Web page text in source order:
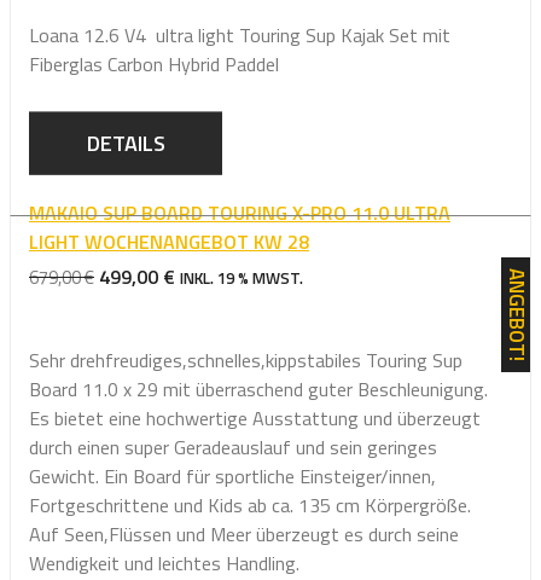
Loana 12.6 V4 ultra light Touring Sup Kajak Set mit
Fiberglas Carbon Hybrid Paddel
DETAILS
MAKAIO SUP BOARD TOURING X-PRO 11.0 ULTRA
LIGHT WOCHENANGEBOT KW 28
679,00€ URSPRÜNGLICHER
679,00 €
499,00 € AKTUELLER
499,00 €.
INKL. 19 % MWST.
Sehr drehfreudiges,schnelles,kippstabiles Touring Sup
Board 11.0 x 29 mit überraschend guter Beschleunigung.
Es bietet eine hochwertige Ausstattung und überzeugt
durch einen super Geradeauslauf und sein geringes
Gewicht. Ein Board für sportliche Einsteiger/innen,
Fortgeschrittene und Kids ab ca. 135 cm Körpergröße.
Auf Seen,Flüssen und Meer überzeugt es durch seine
Wendigkeit und leichtes Handling.
ANGEBOT!